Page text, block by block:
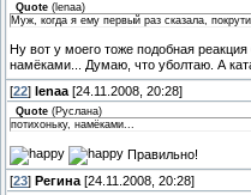
Quote ( lenaa)
Муж, когда я ему первый раз сказала,
Ну вот у моего тоже подобная
намёками... Думаю, что уболтаю. А
[22] lenaa [24.11.2008, 20:28]
Quote (Руслана)
потихоньку, намёками...
Правильно!
[23] Регина [24.11.2008, 20:28]